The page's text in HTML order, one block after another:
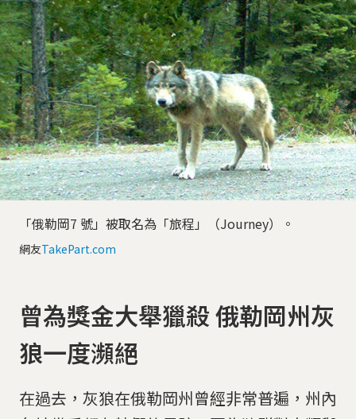
「俄勒岡7 號」被取名為「旅程」（Journey）。
網友TakePart.com
曾為獎金大舉獵殺 俄勒岡州灰
狼一度瀕絕
在過去，灰狼在俄勒岡州曾經非常普遍，州內